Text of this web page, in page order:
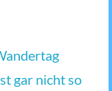
gar nicht so